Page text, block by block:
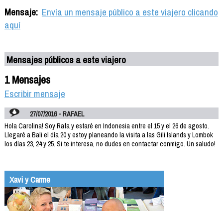
Mensaje: Envía un mensaje público a este viajero clicando
aquí
Mensajes públicos a este viajero
1 Mensajes
Escribir mensaje
27/07/2016 - RAFAEL
Hola Carolina! Soy Rafa y estaré en Indonesia entre el 15 y el 26 de agosto.
Llegaré a Bali el día 20 y estoy planeando la visita a las Gili Islands y Lombok
los días 23, 24 y 25. Si te interesa, no dudes en contactar conmigo. Un saludo!
Xavi y Carme